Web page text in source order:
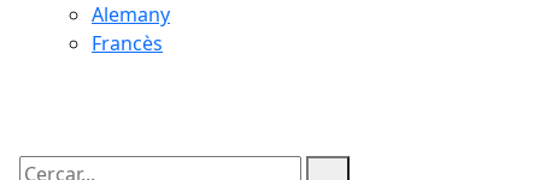
Alemany
Francès